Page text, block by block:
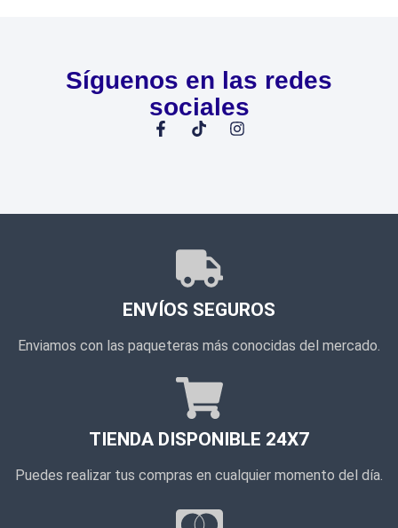
Síguenos en las redes
sociales
ENVÍOS SEGUROS
Enviamos con las paqueteras más conocidas del mercado.
TIENDA DISPONIBLE 24X7
Puedes realizar tus compras en cualquier momento del día.